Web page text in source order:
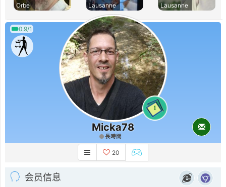
Orbe
Lausanne
Lausanne
0.9/1
1
Micka78
長時間
20
会员信息